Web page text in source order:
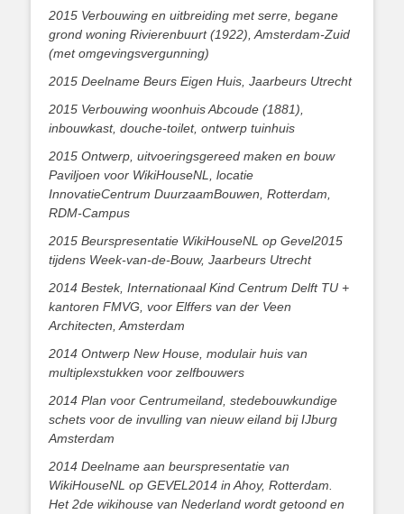
2015 Verbouwing en uitbreiding met serre, begane
grond woning Rivierenbuurt (1922), Amsterdam-Zuid
(met omgevingsvergunning)
2015 Deelname Beurs Eigen Huis, Jaarbeurs Utrecht
2015 Verbouwing woonhuis Abcoude (1881),
inbouwkast, douche-toilet, ontwerp tuinhuis
2015 Ontwerp, uitvoeringsgereed maken en bouw
Paviljoen voor WikiHouseNL, locatie
InnovatieCentrum DuurzaamBouwen, Rotterdam,
RDM-Campus
2015 Beurspresentatie WikiHouseNL op Gevel2015
tijdens Week-van-de-Bouw, Jaarbeurs Utrecht
2014 Bestek, Internationaal Kind Centrum Delft TU +
kantoren FMVG, voor Elffers van der Veen
Architecten, Amsterdam
2014 Ontwerp New House, modulair huis van
multiplexstukken voor zelfbouwers
2014 Plan voor Centrumeiland, stedebouwkundige
schets voor de invulling van nieuw eiland bij IJburg
Amsterdam
2014 Deelname aan beurspresentatie van
WikiHouseNL op GEVEL2014 in Ahoy, Rotterdam.
Het 2de wikihouse van Nederland wordt getoond en